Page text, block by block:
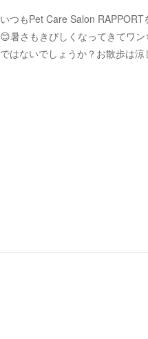
いつもPet Care Salon
😊暑さもきびしくなってきてワ
ではないでしょうか？お散歩は